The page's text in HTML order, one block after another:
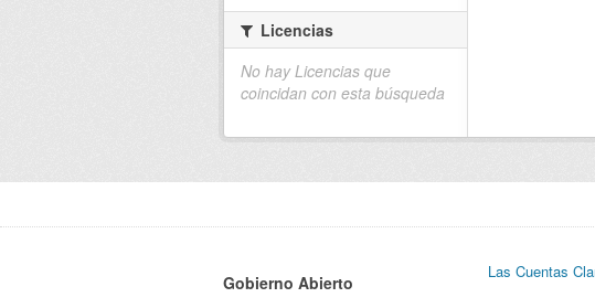
Licencias
No hay Licencias que
coincidan con esta búsqueda
Gobierno Abierto
Las Cuentas